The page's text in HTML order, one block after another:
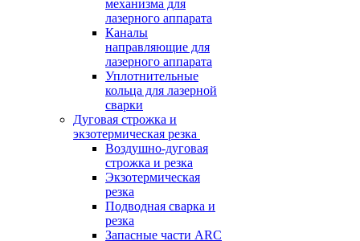
механизма для
лазерного аппарата
Каналы
направляющие для
лазерного аппарата
Уплотнительные
кольца для лазерной
сварки
Дуговая строжка и
экзотермическая резка
Воздушно-дуговая
строжка и резка
Экзотермическая
резка
Подводная сварка и
резка
Запасные части ARC